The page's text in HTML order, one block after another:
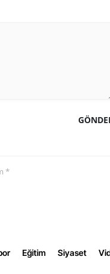
*
Eğitim Siyaset